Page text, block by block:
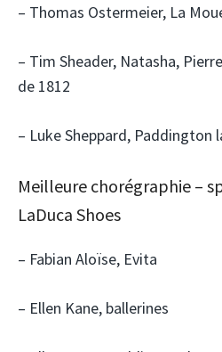
– Thomas Ostermeier, La
– Tim Sheader, Natasha,
de 1812
– Luke Sheppard, Paddington
Meilleure chorégraphie –
LaDuca Shoes
– Fabian Aloïse, Evita
– Ellen Kane, ballerines